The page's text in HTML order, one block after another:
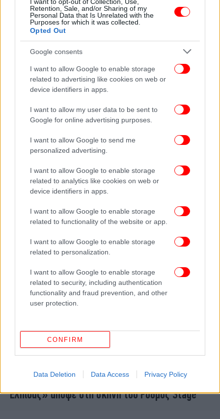
Retention, Sale, and/or Sharing of my
Personal Data that Is Unrelated with the
Purposes for which it was collected.
Opted Out
Google consents
I want to allow Google to enable storage
related to advertising like cookies on web or
device identifiers in apps.
I want to allow my user data to be sent to
Google for online advertising purposes.
I want to allow Google to send me
personalized advertising.
I want to allow Google to enable storage
related to analytics like cookies on web or
device identifiers in apps.
I want to allow Google to enable storage
related to functionality of the website or app.
I want to allow Google to enable storage
related to personalization.
I want to allow Google to enable storage
related to security, including authentication
functionality and fraud prevention, and other
user protection.
CONFIRM
Data Deletion Data Access Privacy Policy
Ο Παντελής Θαλασσινός συμπράττει με τον
σπουδαίο Βασίλη Σκουλά [βίντεο]
19/04/2013 19:18
Ο Παντελής Θαλασσινός ξεσπάει για την
και μπουκάρουν μέσα...»
Ο Παντελής Θαλασσινός με «10 τραγούδια της
Ελπίδας» απόψε στη σκηνή του Ρυθμός Stage